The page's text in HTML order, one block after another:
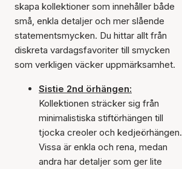
skapa kollektioner som innehåller både
små, enkla detaljer och mer slående
statementsmycken. Du hittar allt från
diskreta vardagsfavoriter till smycken
som verkligen väcker uppmärksamhet.
Sistie 2nd örhängen:
Kollektionen sträcker sig från
minimalistiska stiftörhängen till
tjocka creoler och kedjeörhängen.
Vissa är enkla och rena, medan
andra har detaljer som ger lite